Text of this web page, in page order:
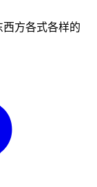
方各式各样的